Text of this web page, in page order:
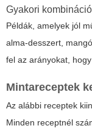
Gyakori
Példák, amelyek jól
alma-desszert,
fel az arányokat,
Mintareceptek
Az alábbi receptek
Minden receptnél